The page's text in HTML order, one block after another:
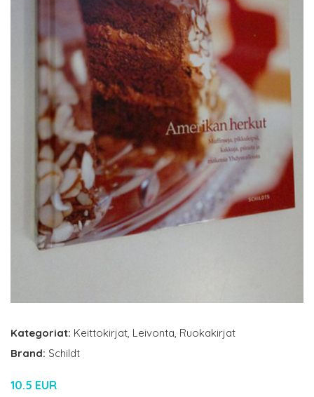
Kategoriat: Keittokirjat Leivonta Ruokakirjat
Brand: Schildt
10.5 EUR